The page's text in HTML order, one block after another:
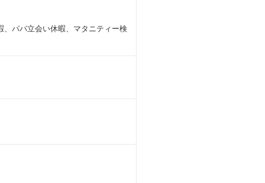
パパ立会い休暇、マタニティー検